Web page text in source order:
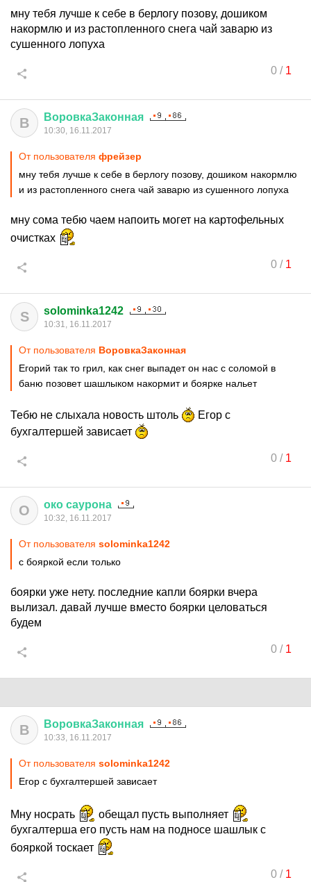
мну тебя лучше к себе в берлогу позову, дошиком
накормлю и из растопленного снега чай заварю из
сушенного лопуха
0/ 1
В ВоровкаЗаконная
10:30, 16.11.2017
От пользователя фрейзер
мну тебя лучше к себе в берлогу позову, дошиком накормлю
и из растопленного снега чай заварю из сушенного лопуха
мну сома тебю чаем напоить могет на картофельных
очистках
0/ 1
S solominka1242
10:31, 16.11.2017
От пользователя ВоровкаЗаконная
Егорий так то грил, как снег выпадет он нас с соломой в
баню позовет шашлыком накормит и боярке нальет
Тебю не слыхала новость штоль
Егор с
бухгалтершей зависает
0/ 1
О око саурона
10:32, 16.11.2017
От пользователя solominka1242
с бояркой если только
боярки уже нету. последние капли боярки вчера
вылизал. давай лучше вместо боярки целоваться
будем
0/ 1
В ВоровкаЗаконная
10:33, 16.11.2017
От пользователя solominka1242
Егор с бухгалтершей зависает
Мну носрать
обещал пусть выполняет
бухгалтерша его пусть нам на подносе шашлык с
бояркой тоскает
0/ 1